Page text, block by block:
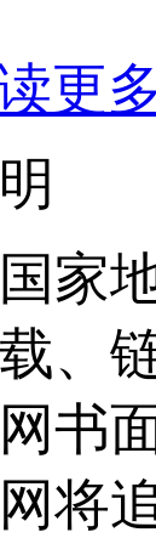
更
家
、
书
将